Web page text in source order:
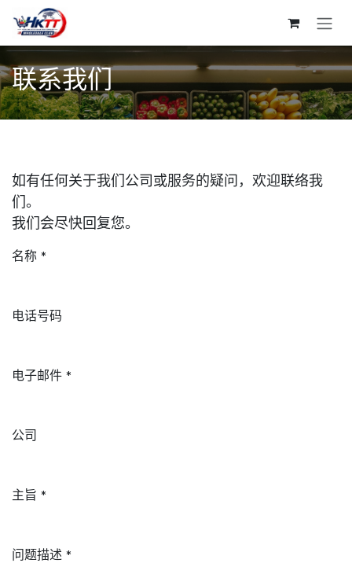
跳至内容
联系我们
如有任何关于我们公司或服务的疑问，欢迎联络我
们。
我们会尽快回复您。
名称 *
电话号码
电子邮件 *
公司
主旨 *
问题描述 *